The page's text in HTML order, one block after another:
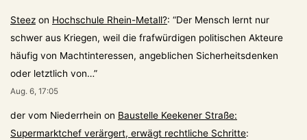
Steez on Hochschule Rhein-Metall?: “Der Mensch lernt nur
schwer aus Kriegen, weil die frafwürdigen politischen Akteure
häufig von Machtinteressen, angeblichen Sicherheitsdenken
oder letztlich von…”
Aug. 6, 17:05
der vom Niederrhein on Baustelle Keekener Straße:
Supermarktchef verärgert, erwägt rechtliche Schritte: